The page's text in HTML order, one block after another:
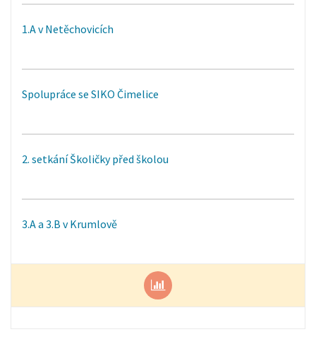
1.A v Netěchovicích
Spolupráce se SIKO Čimelice
2. setkání Školičky před školou
3.A a 3.B v Krumlově